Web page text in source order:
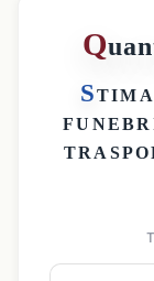
Q
S